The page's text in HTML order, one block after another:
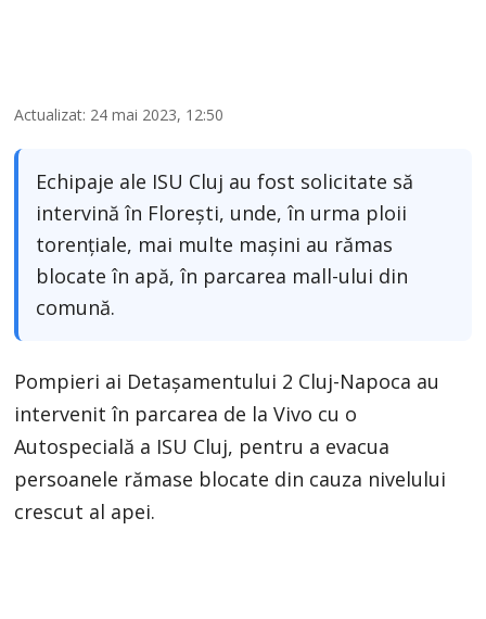
Actualizat: 24 mai 2023, 12:50
Echipaje ale ISU Cluj au fost solicitate să
intervină în Florești, unde, în urma ploii
torențiale, mai multe mașini au rămas
blocate în apă, în parcarea mall-ului din
comună.
Pompieri ai Detașamentului 2 Cluj-Napoca au
intervenit în parcarea de la Vivo cu o
Autospecială a ISU Cluj, pentru a evacua
persoanele rămase blocate din cauza nivelului
crescut al apei.